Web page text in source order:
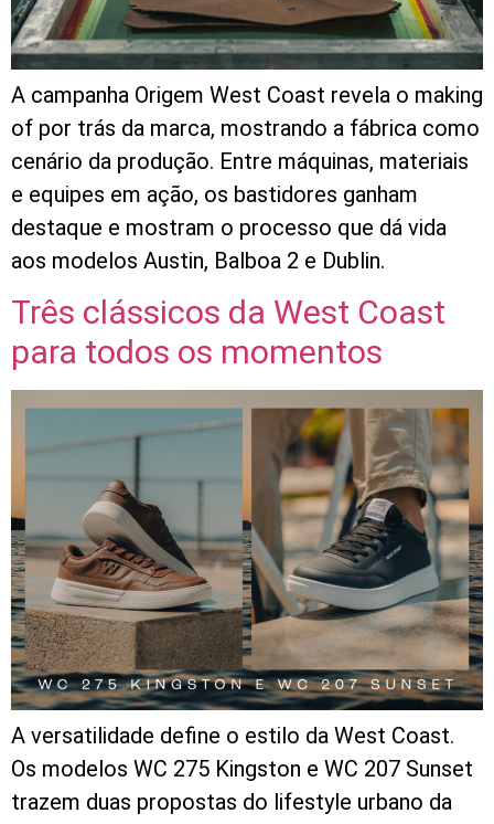
A campanha Origem West Coast revela o making
of por trás da marca, mostrando a fábrica como
cenário da produção. Entre máquinas, materiais
e equipes em ação, os bastidores ganham
destaque e mostram o processo que dá vida
aos modelos Austin, Balboa 2 e Dublin.
Três clássicos da West Coast
para todos os momentos
A versatilidade define o estilo da West Coast.
Os modelos WC 275 Kingston e WC 207 Sunset
trazem duas propostas do lifestyle urbano da